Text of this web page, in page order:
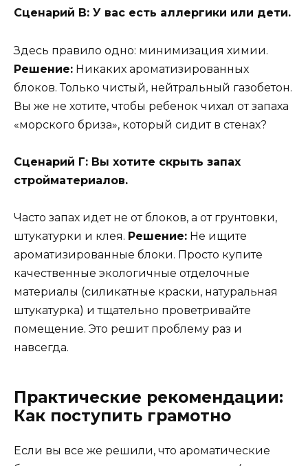
Сценарий В: У вас есть аллергики или дети.
Здесь правило одно: минимизация химии.
Решение: Никаких ароматизированных
блоков. Только чистый, нейтральный газобетон.
Вы же не хотите, чтобы ребенок чихал от запаха
«морского бриза», который сидит в стенах?
Сценарий Г: Вы хотите скрыть запах
стройматериалов.
Часто запах идет не от блоков, а от грунтовки,
штукатурки и клея. Решение: Не ищите
ароматизированные блоки. Просто купите
качественные экологичные отделочные
материалы (силикатные краски, натуральная
штукатурка) и тщательно проветривайте
помещение. Это решит проблему раз и
навсегда.
Практические рекомендации:
Как поступить грамотно
Если вы все же решили, что ароматические